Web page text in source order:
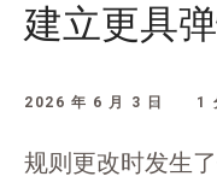
建立更具
2026 年 6 月 3 日 1
规则更改时发生